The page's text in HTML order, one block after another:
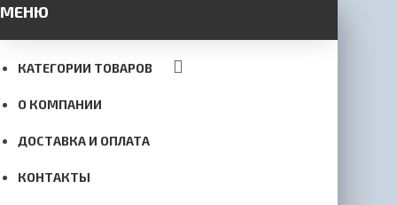
МЕНЮ
КАТЕГОРИИ ТОВАРОВ
О КОМПАНИИ
ДОСТАВКА И ОПЛАТА
КОНТАКТЫ